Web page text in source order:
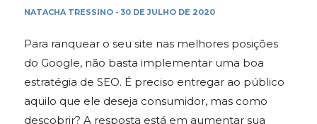
NATACHA TRESSINO - 30 DE JULHO DE 2020
Para ranquear o seu site nas melhores posições
do Google, não basta implementar uma boa
estratégia de SEO. É preciso entregar ao público
aquilo que ele deseja consumidor, mas como
descobrir? A resposta está em aumentar sua